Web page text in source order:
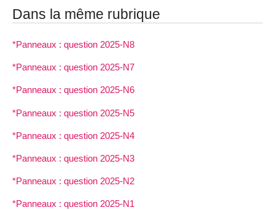
Dans la même rubrique
*Panneaux : question 2025-N8
*Panneaux : question 2025-N7
*Panneaux : question 2025-N6
*Panneaux : question 2025-N5
*Panneaux : question 2025-N4
*Panneaux : question 2025-N3
*Panneaux : question 2025-N2
*Panneaux : question 2025-N1